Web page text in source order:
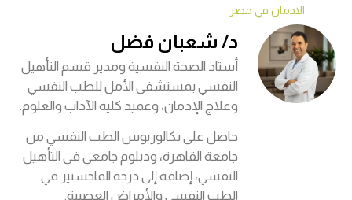
الادمان في مصر
د/ شعبان فضل
أستاذ الصحة النفسية ومدير قسم التأهيل
النفسي بمستشفى الأمل للطب النفسي
وعلاج الإدمان، وعميد كلية الآداب والعلوم.
حاصل على بكالوريوس الطب النفسي من
جامعة القاهرة، ودبلوم جامعي في التأهيل
النفسي، إضافة إلى درجة الماجستير في
الطب النفسي والأمراض العصبية.